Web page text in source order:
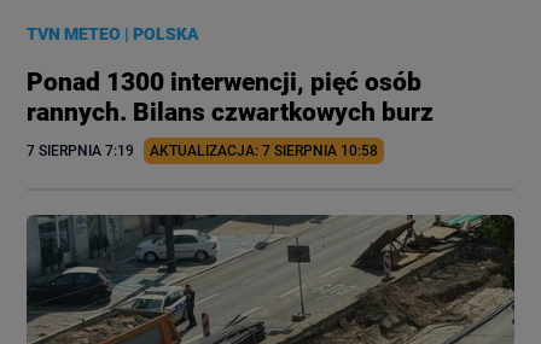
TVN METEO |POLSKA
Ponad 1300 interwencji, pięć osób
rannych. Bilans czwartkowych burz
7 SIERPNIA 7:19 AKTUALIZACJA: 7 SIERPNIA 10:58